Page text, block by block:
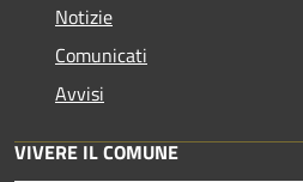
Notizie
Comunicati
Avvisi
VIVERE IL COMUNE